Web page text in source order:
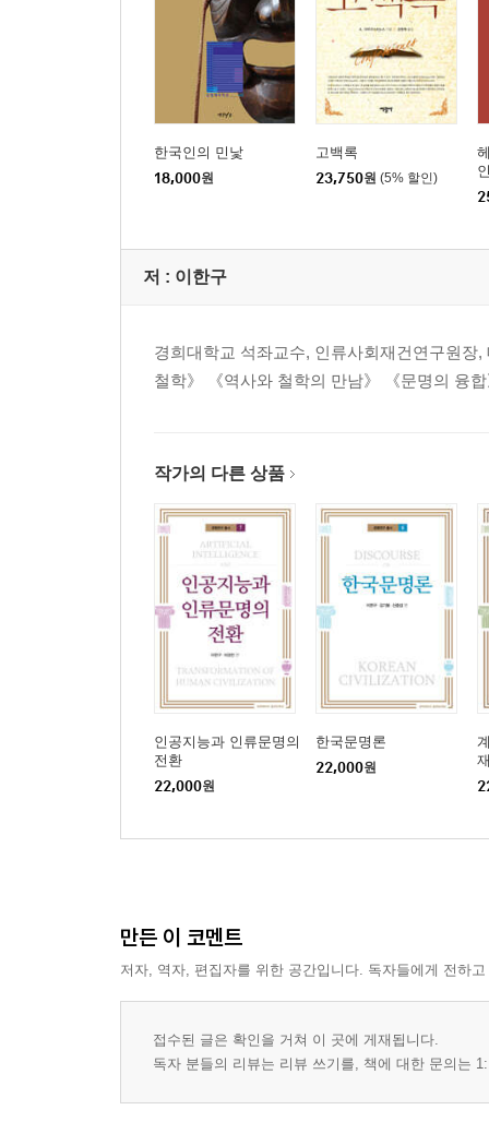
한국인의 민낯
18,000원
고백록
23,750원 (5% 할인)
저 : 이한구
경희대학교 석좌교수, 인류사회재건연구원
철학》 《역사와 철학의 만남》 《문명의 융
작가의 다른 상품
인공지능과 인류문명의
전환
22,000원
한국문명론
22,000원
만든 이 코멘트
저자, 역자, 편집자를 위한 공간입니다. 독자들에게 전하
접수된 글은 확인을 거쳐 이 곳에 게재됩니다.
독자 분들의 리뷰는 리뷰 쓰기를, 책에 대한 문의는